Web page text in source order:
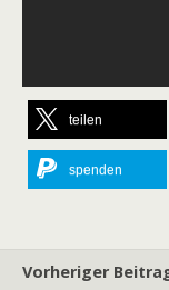
teilen
spenden
Vorheriger